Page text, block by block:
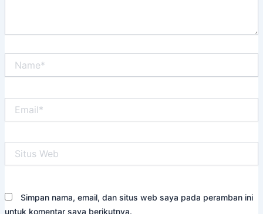
Web
Simpan nama, email, dan situs web saya pada peramban ini
untuk komentar saya berikutnya.